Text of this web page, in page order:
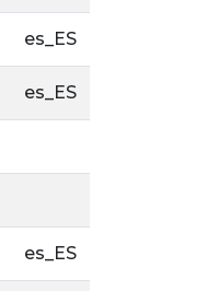
es_ES
es_ES
es_ES